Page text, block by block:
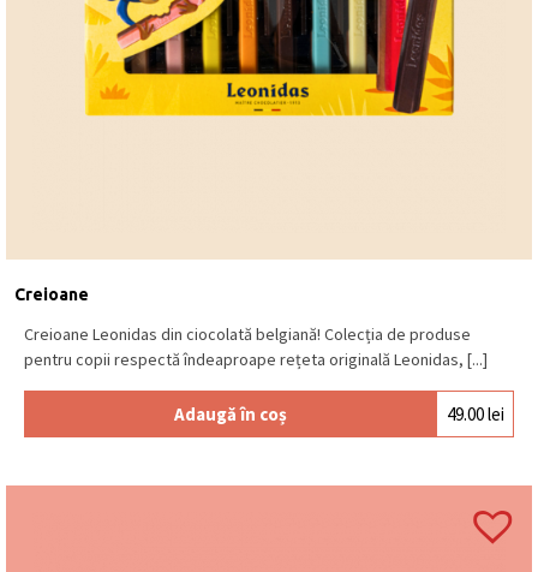
Creioane
Creioane Leonidas din ciocolată belgiană! Colecția de produse
pentru copii respectă îndeaproape rețeta originală Leonidas, [...]
Adaugă în coș 49.00lei